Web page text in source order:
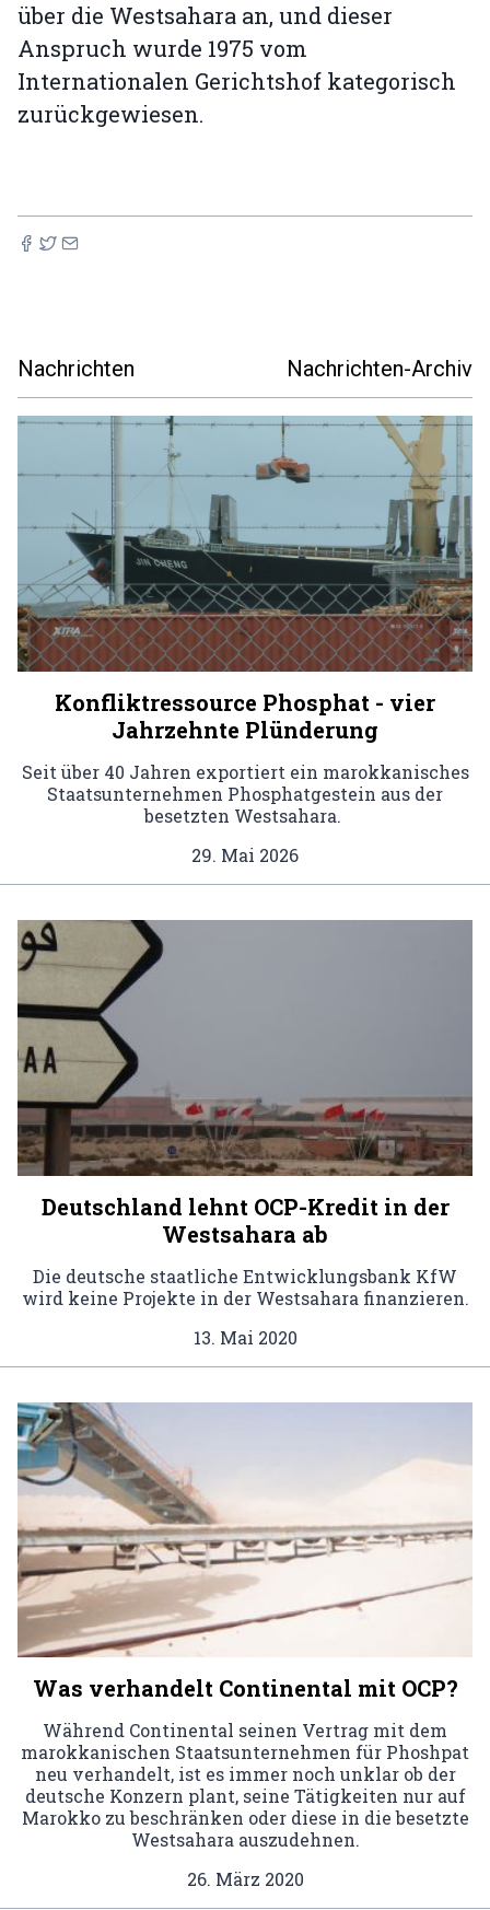
über die Westsahara an, und dieser
Anspruch wurde 1975 vom
Internationalen Gerichtshof kategorisch
zurückgewiesen.
Nachrichten Nachrichten-Archiv
Konfliktressource Phosphat - vier
Jahrzehnte Plünderung
Seit über 40 Jahren exportiert ein marokkanisches
Staatsunternehmen Phosphatgestein aus der
besetzten Westsahara.
29. Mai 2026
Deutschland lehnt OCP-Kredit in der
Westsahara ab
Die deutsche staatliche Entwicklungsbank KfW
wird keine Projekte in der Westsahara finanzieren.
13. Mai 2020
Was verhandelt Continental mit OCP?
Während Continental seinen Vertrag mit dem
marokkanischen Staatsunternehmen für Phoshpat
neu verhandelt, ist es immer noch unklar ob der
deutsche Konzern plant, seine Tätigkeiten nur auf
Marokko zu beschränken oder diese in die besetzte
Westsahara auszudehnen.
26. März 2020